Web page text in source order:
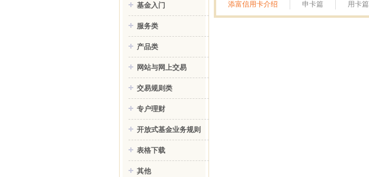
基金入门
服务类
产品类
网站与网上交易
交易规则类
专户理财
开放式基金业务规则
表格下载
其他
添富信用卡介绍 申卡篇 用卡篇